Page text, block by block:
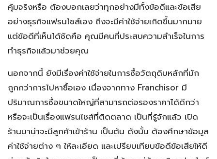
คุ้มจริงหรือ ต้องบอกเลยว่าทุกอย่างมีทั้งข้อดีและข้อเสีย
อย่างธุรกิจแฟรนไชส์เอง ถึงจะมีค่าใช้จ่ายเกิดขึ้นมากมาย
แต่ข้อดีที่เห็นได้ชัดคือ คุณมีคนที่ประสบความสำเร็จในการ
ทำธุรกิจแล้วมาช่วยคุณ
นอกจากนี้ ยังมีเรื่องค่าใช้จ่ายในการซื้อวัตถุดิบหลักที่มัก
ถูกกว่าการไปหาซื้อเอง เนื่องจากทาง Franchisor มี
ปริมาณการซื้อขนาดใหญ่ที่สามารถต่อรองราคาได้ดีกว่า
หรือจะเป็นเรื่องแฟรนไชส์ที่ติดตลาด เป็นที่รู้จักแล้ว เปิด
ร้านมาน่าจะมีลูกค้าเข้าร้าน เป็นต้น ดังนั้น ต้องศึกษาข้อมูล
ค่าใช้จ่ายต่าง ๆ ให้ละเอียด และเปรียบเทียบข้อดีข้อเสียให้ดี